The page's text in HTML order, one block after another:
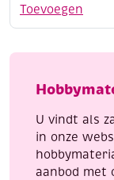
Toevoegen
cm
U vindt als
in onze
aanbod met